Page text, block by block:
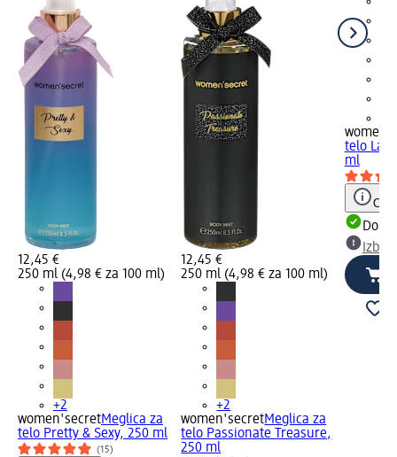
12,45 €
250 ml (4,98 € za 100 ml)
+2
women'secretMeglica za
telo Pretty & Sexy, 250 ml
(15)
12,45 €
250 ml (4,98 € za 100 ml)
+2
women'secretMeglica za
telo Passionate Treasure,
250 ml
telo
ml